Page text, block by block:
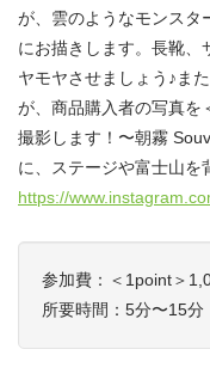
が、雲のようなモンスタ
にお描きします。長靴、
ヤモヤさせましょう♪ま
が、商品購入者の写真を
撮影します！〜朝霧
に、ステージや富士山を
https://
参加費：＜1point＞
所要時間：5分〜15分